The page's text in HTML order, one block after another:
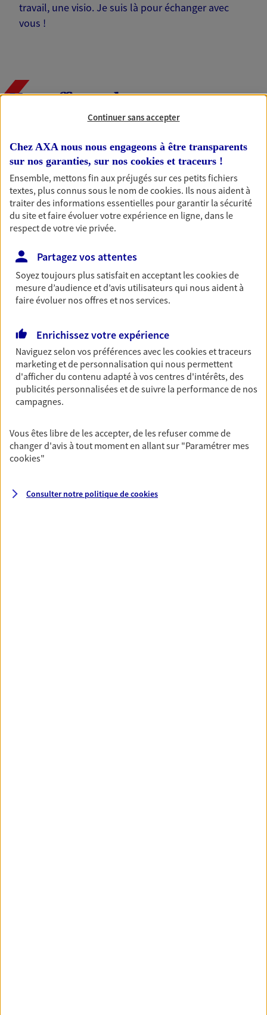
travail, une visio. Je suis là pour échanger avec
vous !
Nos offres phares
Épargne
Réalisez vos projets grâce à votre épargne : achat
immobilier, études des enfants ou voyage autour
du monde… Épargnez à votre rythme et
simplement, selon votre profil.
Découvrir les offres Épargne
Retraite
Préparez sereinement ce nouveau chapitre de
votre vie avec les conseils d'un expert. Découvrez
Découvrir l'offre Retraite
Prévoyance
Pour un avenir serein, assurez-vous avec notre
d'accident ou de maladie en optant pour les
garanties incapacité temporaire totale de travail,
invalidité ou de décès.
Continuer sans accepter
Chez AXA nous nous engageons à être transparents
sur nos garanties, sur nos cookies et traceurs !
Ensemble, mettons fin aux préjugés sur ces petits fichiers
textes, plus connus sous le nom decookies. Ils nous aident à
traiter des informations essentielles pour garantir la sécurité
du site et faire évoluer votre expérience en ligne, dans le
respect de votre vie privée.
Partagez vos attentes
Soyez toujours plus satisfait en acceptant lescookiesde
mesure d’audience et d’avis utilisateurs qui nous aident à
faire évoluer nos offres et nos services.
Enrichissez votre expérience
Naviguez selon vos préférences avec lescookies et traceurs
marketing et de personnalisation qui nous permettent
d'afficher du contenu adapté à vos centres d'intérêts, des
publicités personnalisées et de suivre la performance de nos
campagnes.
Vous êtes libre de les accepter, de les refuser comme de
changer d'avis à tout moment en allant sur "Paramétrer mes
cookies"
Consulter notre politique decookies